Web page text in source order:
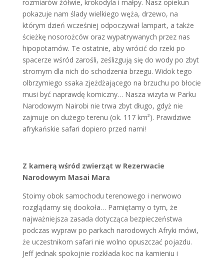
rozmiarów żółwie, krokodyla i małpy. Nasz opiekun
pokazuje nam ślady wielkiego węża, drzewo, na
którym dzień wcześniej odpoczywał lampart, a także
ścieżkę nosorożców oraz wypatrywanych przez nas
hipopotamów. Te ostatnie, aby wrócić do rzeki po
spacerze wśród zarośli, ześlizgują się do wody po zbyt
stromym dla nich do schodzenia brzegu. Widok tego
olbrzymiego ssaka zjeżdżającego na brzuchu po błocie
musi być naprawdę komiczny… Nasza wizyta w Parku
Narodowym Nairobi nie trwa zbyt długo, gdyż nie
zajmuje on dużego terenu (ok. 117 km²). Prawdziwe
afrykańskie safari dopiero przed nami!
Z kamerą wśród zwierząt w Rezerwacie
Narodowym Masai Mara
Stoimy obok samochodu terenowego i nerwowo
rozglądamy się dookoła… Pamiętamy o tym, że
najważniejsza zasada dotycząca bezpieczeństwa
podczas wypraw po parkach narodowych Afryki mówi,
że uczestnikom safari nie wolno opuszczać pojazdu.
Jeff jednak spokojnie rozkłada koc na kamieniu i